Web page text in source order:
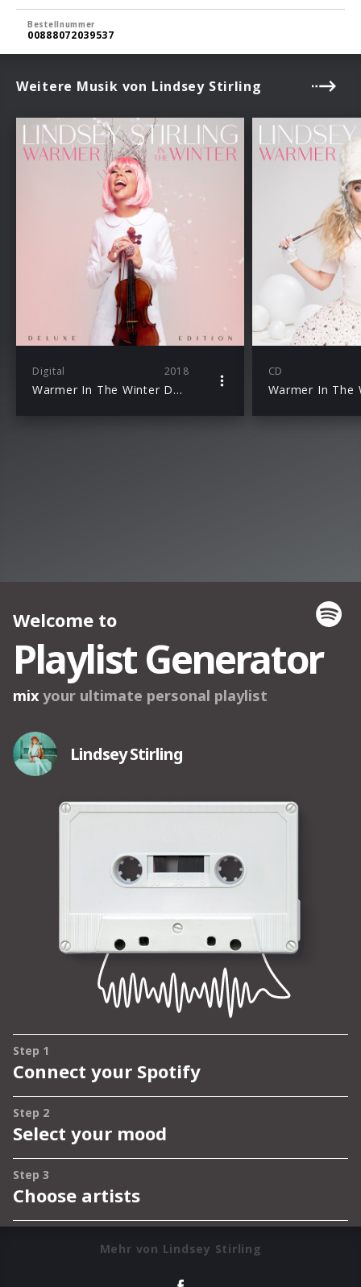
Bestellnummer
00888072039537
Weitere Musik von Lindsey Stirling
Digital 2018
Warmer In The Winter Deluxe Edition
CD
Warmer In The
Mehr von Lindsey Stirling